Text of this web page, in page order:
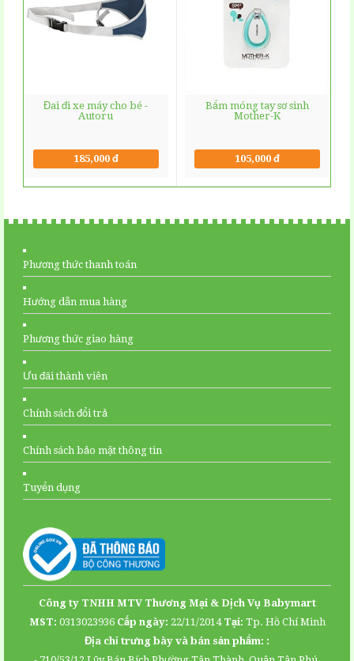
Đai đi xe máy cho bé -
Autoru
185,000 đ
Bấm móng tay sơ sinh
Mother-K
105,000 đ
Phương thức thanh toán
Hướng dẫn mua hàng
Phương thức giao hàng
Ưu đãi thành viên
Chính sách đổi trả
Chính sách bảo mật thông tin
Tuyển dụng
Facebook
Youtube
Công ty TNHH MTV Thương Mại & Dịch Vụ Babymart
MST: 0313023936 Cấp ngày: 22/11/2014 Tại: Tp. Hồ Chí Minh
Địa chỉ trưng bày và bán sản phẩm: :